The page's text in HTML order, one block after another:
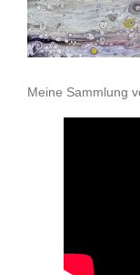
Test von Stiften und
grösseres
Bild
Meine Sammlung